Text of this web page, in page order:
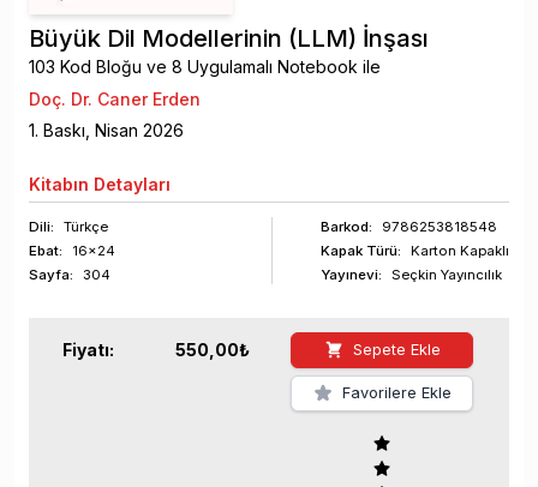
Büyük Dil Modellerinin (LLM) İnşası
103 Kod Bloğu ve 8 Uygulamalı Notebook ile
Doç. Dr. Caner Erden
1. Baskı, Nisan 2026
Kitabın Detayları
Dili:
Türkçe
Ebat:
16x24
Sayfa: 304
Barkod:
9786253818548
Kapak Türü:
Karton Kapaklı
Yayınevi:
Seçkin Yayıncılık
Fiyatı: 550,00₺ Sepete Ekle
Favorilere Ekle